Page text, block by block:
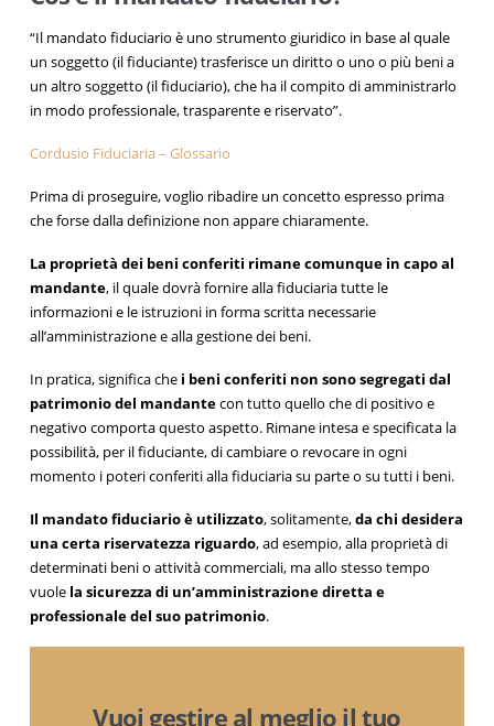
“Il mandato fiduciario è uno strumento giuridico in base al quale
un soggetto (il fiduciante) trasferisce un diritto o uno o più beni a
un altro soggetto (il fiduciario), che ha il compito di amministrarlo
in modo professionale, trasparente e riservato”.
Cordusio Fiduciaria – Glossario
Prima di proseguire, voglio ribadire un concetto espresso prima
che forse dalla definizione non appare chiaramente.
La proprietà dei beni conferiti rimane comunque in capo al
mandante, il quale dovrà fornire alla fiduciaria tutte le
informazioni e le istruzioni in forma scritta necessarie
all’amministrazione e alla gestione dei beni.
In pratica, significa chei beni conferiti non sono segregati dal
patrimonio del mandantecon tutto quello che di positivo e
negativo comporta questo aspetto. Rimane intesa e specificata la
possibilità, per il fiduciante, di cambiare o revocare in ogni
momento i poteri conferiti alla fiduciaria su parte o su tutti i beni.
Il mandato fiduciario è utilizzato, solitamente,da chi desidera
una certa riservatezza riguardo, ad esempio, alla proprietà di
determinati beni o attività commerciali, ma allo stesso tempo
vuole la sicurezza di un’amministrazione diretta e
professionale del suo patrimonio.
Vuoi gestire al meglio il tuo